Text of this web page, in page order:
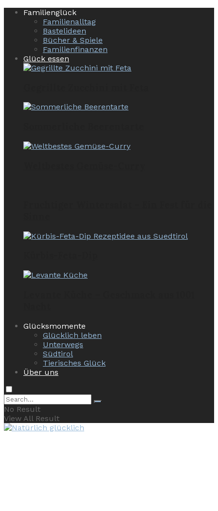
Familienglück
Familienalltag
Bastelideen
Bücher & Spiele
Familienfinanzen
Glück essen
Glücksmomente
Glücklich leben
Unterwegs
Südtirol
Tierisches Glück
Über uns
No Result
View All Result